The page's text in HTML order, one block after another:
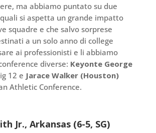
ma abbiamo puntato su due
si aspetta un grande impatto
squadre e che salvo sorprese
a un solo anno di college
ai professionisti e li abbiamo
diverse: Keyonte George
12 e Jarace Walker (Houston)
Athletic Conference.
Jr., Arkansas (6-5, SG)